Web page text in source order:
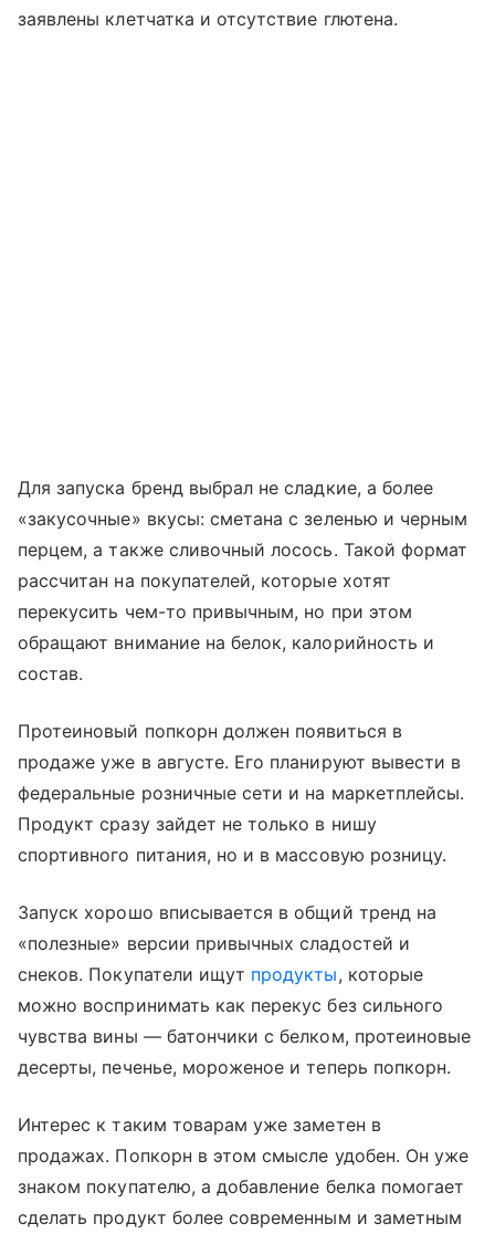
заявлены клетчатка и отсутствие глютена.
Для запуска бренд выбрал не сладкие, а более
«закусочные» вкусы: сметана с зеленью и черным
перцем, а также сливочный лосось. Такой формат
рассчитан на покупателей, которые хотят
перекусить чем-то привычным, но при этом
обращают внимание на белок, калорийность и
состав.
Протеиновый попкорн должен появиться в
продаже уже в августе. Его планируют вывести в
федеральные розничные сети и на маркетплейсы.
Продукт сразу зайдет не только в нишу
спортивного питания, но и в массовую розницу.
Запуск хорошо вписывается в общий тренд на
«полезные» версии привычных сладостей и
снеков. Покупатели ищут продукты, которые
можно воспринимать как перекус без сильного
чувства вины — батончики с белком, протеиновые
десерты, печенье, мороженое и теперь попкорн.
Интерес к таким товарам уже заметен в
продажах. Попкорн в этом смысле удобен. Он уже
знаком покупателю, а добавление белка помогает
сделать продукт более современным и заметным